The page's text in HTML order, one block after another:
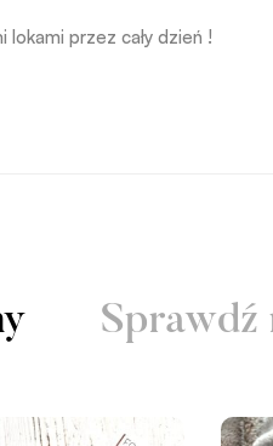
lokami przez cały dzień !
Sprawdź